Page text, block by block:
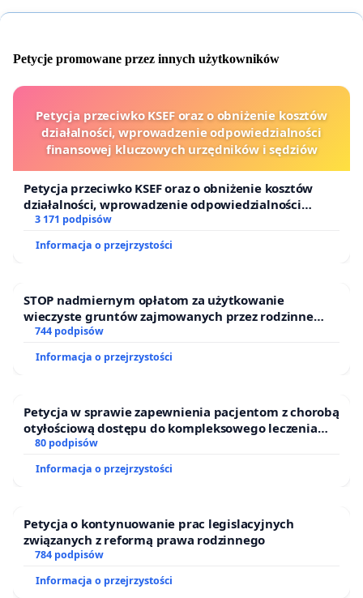
Petycje promowane przez innych użytkowników
Petycja przeciwko KSEF oraz o obniżenie kosztów
działalności, wprowadzenie odpowiedzialności
finansowej kluczowych urzędników i sędziów
Petycja przeciwko KSEF oraz o obniżenie kosztów
działalności, wprowadzenie odpowiedzialności
finansowej kluczowych urzędników i sędziów
3 171 podpisów
Informacja o przejrzystości
STOP nadmiernym opłatom za użytkowanie
wieczyste gruntów zajmowanych przez rodzinne
ogrody działkowe.
744 podpisów
Informacja o przejrzystości
Petycja w sprawie zapewnienia pacjentom z chorobą
otyłościową dostępu do kompleksowego leczenia
oraz programów profilaktycznych.
80 podpisów
Informacja o przejrzystości
Petycja o kontynuowanie prac legislacyjnych
związanych z reformą prawa rodzinnego
784 podpisów
Informacja o przejrzystości